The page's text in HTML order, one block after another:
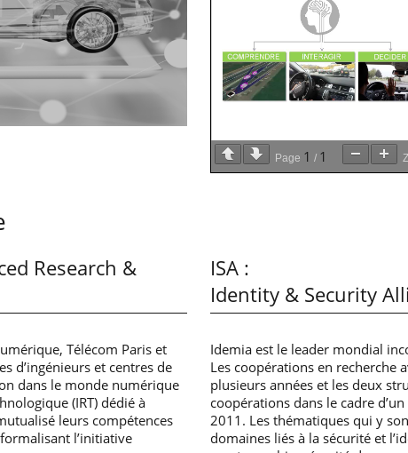
Page 1 / 1
Research &
Télécom Paris et
d’ingénieurs et centres de
dans le monde numérique
(IRT) dédié à
leurs compétences
l’initiative
ISA :
Identity & Security
Idemia est le leader mondial
Les coopérations en recherche
plusieurs années et les deux
coopérations dans le cadre
2011. Les thématiques qui y
domaines liés à la sécurité et